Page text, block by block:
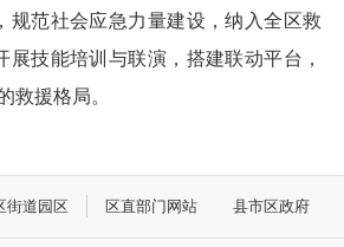
规范社会应急力量建设，纳入全区救
展技能培训与联演，搭建联动平台，
救援格局。
街道园区 区直部门网站 县市区政府